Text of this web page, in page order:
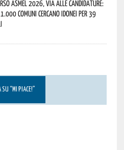
Asmel 2026, via alle candidature:
Comuni cercano idonei per 39
SU “MI PIACE!”